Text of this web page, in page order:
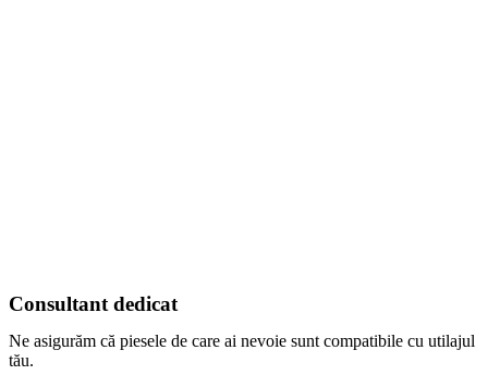
Consultant dedicat
Ne asigurăm că piesele de care ai nevoie sunt compatibile cu utilajul
tău.